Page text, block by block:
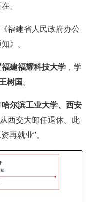
。
福建省人民政府办公
》。
福建福耀科技大学，学
树国。
哈尔滨工业大学、西安
西交大卸任退休。此
再就业”。